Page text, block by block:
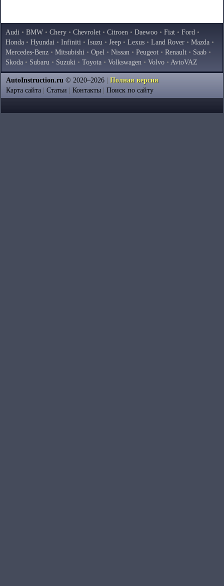
Audi • BMW • Chery • Chevrolet • Citroen • Daewoo • Fiat • Ford •
Honda • Hyundai • Infiniti • Isuzu • Jeep • Lexus • Land Rover • Mazda •
Mercedes-Benz • Mitsubishi • Opel • Nissan • Peugeot • Renault • Saab •
Skoda • Subaru • Suzuki • Toyota • Volkswagen • Volvo • AvtoVAZ
AutoInstruction.ru © 2020–2026
Полная версия
Карта сайта
Статьи Контакты Поиск по сайту